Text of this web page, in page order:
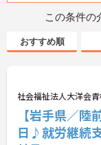
この条件の
おすすめ順
社会福祉法人大洋会
【岩手県／
日♪就労継続